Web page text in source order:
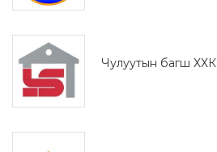
Чулуутын багш ХХК